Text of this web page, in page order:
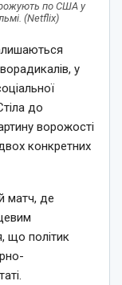
по США у
(Netflix)
у
до
ворожості
конкретних
матч, де
що політик